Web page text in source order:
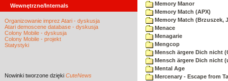
Wewnętrzne/Internals
Organizowanie imprez Atari - dyskusja
Atari demoscene database - dyskusja
Colony Mobile - dyskusja
Colony Mobile - projekt
Statystyki
Nowinki tworzone dzięki CuteNews
Memory Manor
Memory Match (APX)
Memory Match (Brzuszek,
Menace
Menagarie
Mengcop
Mensch ärgere Dich nicht
Mensch ärgere Dich nicht
Mental Age
Mercenary - Escape from